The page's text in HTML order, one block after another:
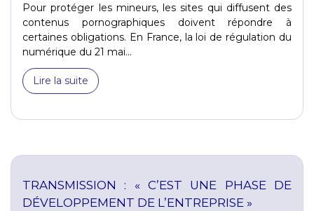
Pour protéger les mineurs, les sites qui diffusent des
contenus pornographiques doivent répondre à
certaines obligations. En France, la loi de régulation du
numérique du 21 mai...
Lire la suite
TRANSMISSION : « C’EST UNE PHASE DE
DÉVELOPPEMENT DE L’ENTREPRISE »